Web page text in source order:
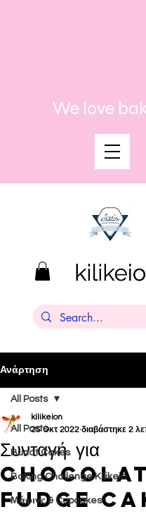
We love
Ανάρτηση
All Posts
Bundt Cakes
Baking Challenge Kilikeio
Μάφινς & Cupcakes
All Posts
Συνταγή για
fudge
kilikeion
25 Οκτ 2022 διαβάστηκε 2